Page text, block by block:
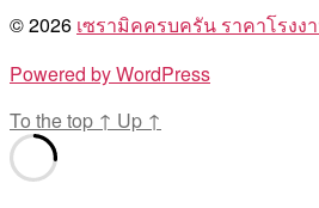
© 2026 เซรามิคครบครัน ราคาโรงง
Powered by WordPress
To the top ↑ Up ↑